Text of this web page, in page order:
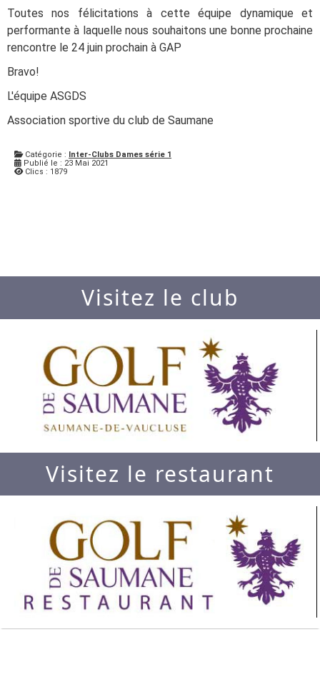
Toutes nos félicitations à cette équipe dynamique et
performante à laquelle nous souhaitons une bonne prochaine
rencontre le 24 juin prochain à GAP
Bravo!
L'équipe ASGDS
Association sportive du club de Saumane
Catégorie :
Inter-Clubs Dames série 1
Publié le : 23 Mai 2021
Clics : 1879
Visitez le club
Visitez le restaurant